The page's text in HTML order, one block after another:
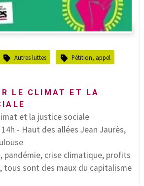
Autres luttes Pétition, appel
LE CLIMAT ET LA
et la justice sociale
- Haut des allées Jean Jaurès,
pandémie, crise climatique, profits
tous sont des maux du capitalisme